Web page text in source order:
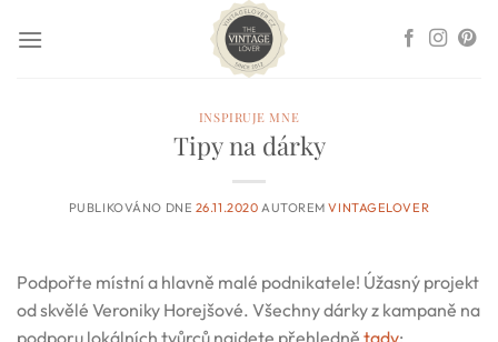
INSPIRUJE MNE
Tipy na dárky
PUBLIKOVÁNO DNE 26.11.2020 AUTOREMVINTAGELOVER
Podpořte místní a hlavně malé podnikatele! Úžasný projekt
od skvělé Veroniky Horejšové. Všechny dárky z kampaně na
podporu lokálních tvůrců najdete přehledně tady: